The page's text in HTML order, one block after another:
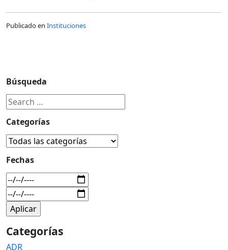
Publicado en Instituciones
Búsqueda
Categorías
Fechas
Categorías
ADR